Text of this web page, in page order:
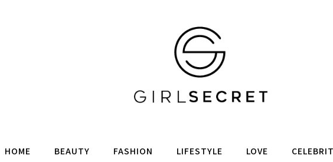
HOME BEAUTY FASHION LIFESTYLE LOVE